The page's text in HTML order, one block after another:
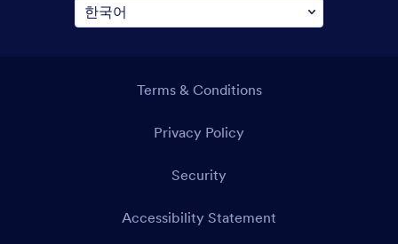
이용약관
개인정보 보호정책
보안
접근성 설명